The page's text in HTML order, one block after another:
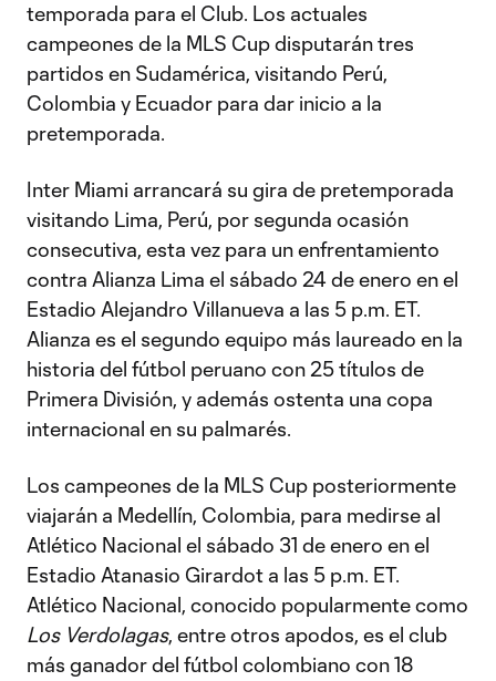
temporada para el Club. Los actuales
campeones de la MLS Cup disputarán tres
partidos en Sudamérica, visitando Perú,
Colombia y Ecuador para dar inicio a la
pretemporada.
Inter Miami arrancará su gira de pretemporada
visitando Lima, Perú, por segunda ocasión
consecutiva, esta vez para un enfrentamiento
contra Alianza Lima el sábado 24 de enero en el
Estadio Alejandro Villanueva a las 5 p.m. ET.
Alianza es el segundo equipo más laureado en la
historia del fútbol peruano con 25 títulos de
Primera División, y además ostenta una copa
internacional en su palmarés.
Los campeones de la MLS Cup posteriormente
viajarán a Medellín, Colombia, para medirse al
Atlético Nacional el sábado 31 de enero en el
Estadio Atanasio Girardot a las 5 p.m. ET.
Atlético Nacional, conocido popularmente como
Los Verdolagas, entre otros apodos, es el club
más ganador del fútbol colombiano con 18